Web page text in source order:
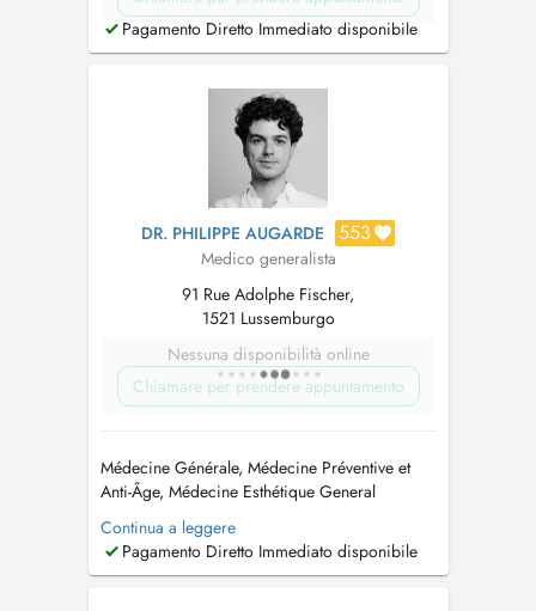
Pagamento Diretto Immediato disponibile
DR. PHILIPPE AUGARDE 553
Medico generalista
91 Rue Adolphe Fischer,
1521 Lussemburgo
Nessuna disponibilità online
Chiamare per prendere appuntamento
Médecine Générale, Médecine Préventive et
Anti-Âge, Médecine Esthétique General
Medicine, Preventive and Anti-Ageing
Medicine, Aesthetic Medicine (FR) Le
secrétariat ainsi que la ligne téléphonique sont
Continua a leggere
Pagamento Diretto Immediato disponibile